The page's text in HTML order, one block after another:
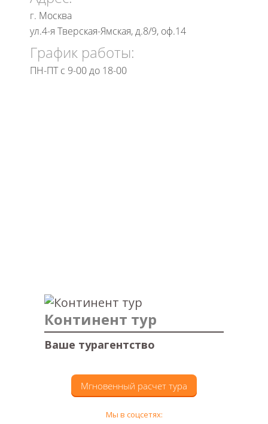
г. Москва
ул.4-я Тверская-Ямская, д.8/9, оф.14
График работы:
ПН-ПТ с 9-00 до 18-00
Континент тур
Ваше турагентство
Мгновенный расчет тура
Мы в соцсетях: